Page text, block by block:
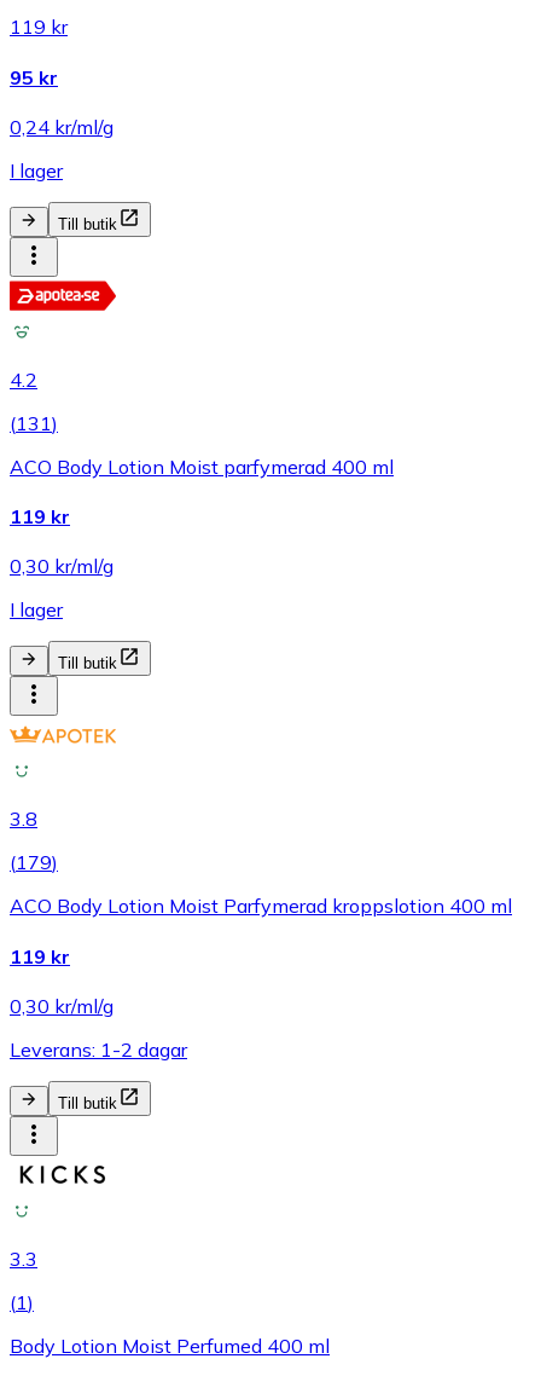
119 kr
95 kr
0,24 kr/ml/g
I lager
Till butik
4.2
(131)
ACO Body Lotion Moist parfymerad 400 ml
119 kr
0,30 kr/ml/g
I lager
Till butik
3.8
(179)
ACO Body Lotion Moist Parfymerad kroppslotion 400 ml
119 kr
0,30 kr/ml/g
Leverans: 1-2 dagar
Till butik
3.3
(1)
Body Lotion Moist Perfumed 400 ml